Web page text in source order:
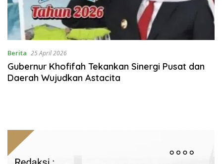
Berita 25 April 2026
Gubernur Khofifah Tekankan Sinergi Pusat dan
Daerah Wujudkan Astacita